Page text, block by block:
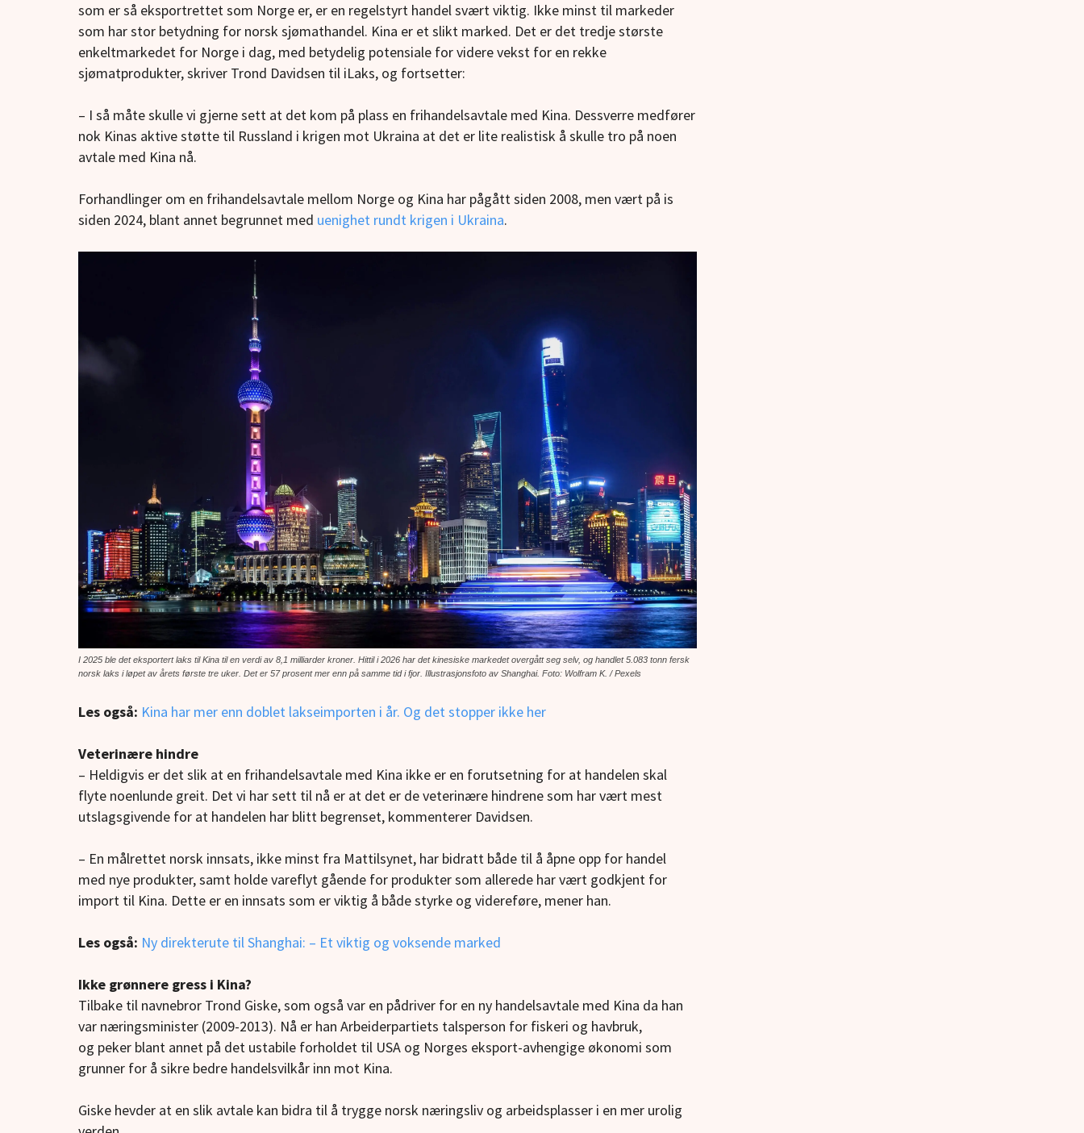
som er så eksportrettet som Norge er, er en regelstyrt handel svært viktig. Ikke minst til markeder
som har stor betydning for norsk sjømathandel. Kina er et slikt marked. Det er det tredje største
enkeltmarkedet for Norge i dag, med betydelig potensiale for videre vekst for en rekke
sjømatprodukter, skriver Trond Davidsen til iLaks, og fortsetter:
– I så måte skulle vi gjerne sett at det kom på plass en frihandelsavtale med Kina. Dessverre medfører
nok Kinas aktive støtte til Russland i krigen mot Ukraina at det er lite realistisk å skulle tro på noen
avtale med Kina nå.
Forhandlinger om en frihandelsavtale mellom Norge og Kina har pågått siden 2008, men vært på is
siden 2024, blant annet begrunnet med uenighet rundt krigen i Ukraina.
I 2025 ble det eksportert laks til Kina til en verdi av 8,1 milliarder kroner. Hittil i 2026 har det kinesiske markedet overgått seg selv, og handlet 5.083 tonn fersk
norsk laks i løpet av årets første tre uker. Det er 57 prosent mer enn på samme tid i fjor. Illustrasjonsfoto av Shanghai. Foto: Wolfram K. / Pexels
Les også: Kina har mer enn doblet lakseimporten i år. Og det stopper ikke her
Veterinære hindre
– Heldigvis er det slik at en frihandelsavtale med Kina ikke er en forutsetning for at handelen skal
flyte noenlunde greit. Det vi har sett til nå er at det er de veterinære hindrene som har vært mest
utslagsgivende for at handelen har blitt begrenset, kommenterer Davidsen.
– En målrettet norsk innsats, ikke minst fra Mattilsynet, har bidratt både til å åpne opp for handel
med nye produkter, samt holde vareflyt gående for produkter som allerede har vært godkjent for
import til Kina. Dette er en innsats som er viktig å både styrke og videreføre, mener han.
Les også: Ny direkterute til Shanghai: – Et viktig og voksende marked
Ikke grønnere gress i Kina?
Tilbake til navnebror Trond Giske, som også var en pådriver for en ny handelsavtale med Kina da han
var næringsminister (2009-2013). Nå er han Arbeiderpartiets talsperson for fiskeri og havbruk,
og peker blant annet på det ustabile forholdet til USA og Norges eksport-avhengige økonomi som
grunner for å sikre bedre handelsvilkår inn mot Kina.
Giske hevder at en slik avtale kan bidra til å trygge norsk næringsliv og arbeidsplasser i en mer urolig